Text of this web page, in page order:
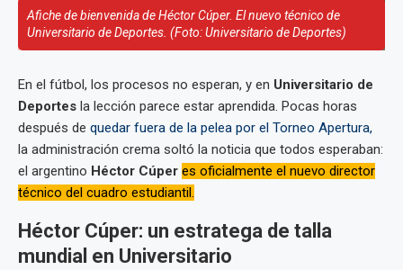
Afiche de bienvenida de Héctor Cúper. El nuevo técnico de
Universitario de Deportes. (Foto: Universitario de Deportes)
En el fútbol, los procesos no esperan, y en Universitario de
Deportes la lección parece estar aprendida. Pocas horas
después de quedar fuera de la pelea por el Torneo Apertura,
la administración crema soltó la noticia que todos esperaban:
el argentino Héctor Cúper es oficialmente el nuevo director
técnico del cuadro estudiantil.
Héctor Cúper: un estratega de talla
mundial en Universitario